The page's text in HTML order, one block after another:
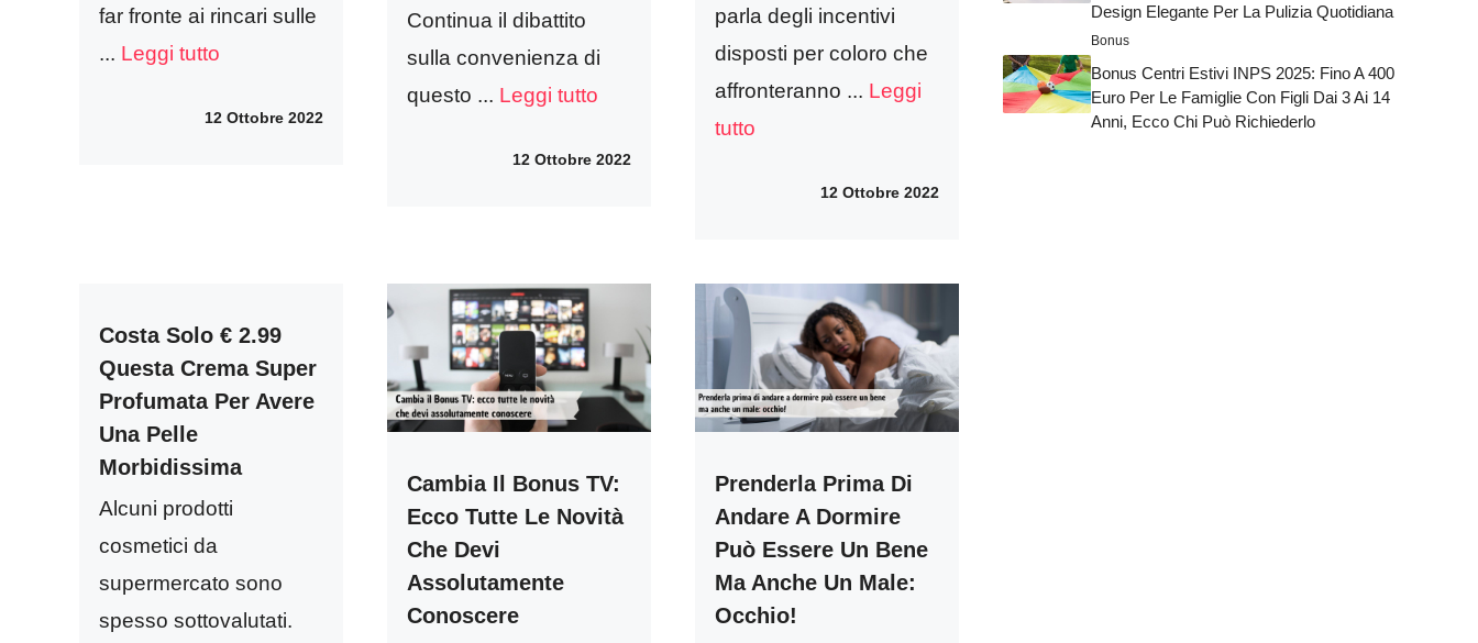
far fronte ai rincari sulle
... Leggi tutto
12 Ottobre 2022
Continua il dibattito
sulla convenienza di
questo ... Leggi tutto
12 Ottobre 2022
parla degli incentivi
disposti per coloro che
affronteranno ... Leggi
tutto
12 Ottobre 2022
Costa Solo € 2.99
Questa Crema Super
Profumata Per Avere
Una Pelle
Morbidissima
Alcuni prodotti
cosmetici da
supermercato sono
spesso sottovalutati.
Cambia Il Bonus TV:
Ecco Tutte Le Novità
Che Devi
Assolutamente
Conoscere
Prenderla Prima Di
Andare A Dormire
Può Essere Un Bene
Ma Anche Un Male:
Occhio!
Design Elegante Per La Pulizia Quotidiana
Bonus
Bonus Centri Estivi INPS 2025: Fino A 400
Euro Per Le Famiglie Con Figli Dai 3 Ai 14
Anni, Ecco Chi Può Richiederlo